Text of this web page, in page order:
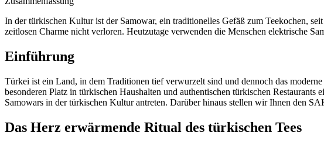
In der türkischen Kultur ist der Samowar, ein traditionelles Gefäß zum Teekochen,
zeitlosen Charme nicht verloren. Heutzutage verwenden die Menschen elektrische
Einführung
Türkei ist ein Land, in dem Traditionen tief verwurzelt sind und dennoch das
besonderen Platz in türkischen Haushalten und authentischen türkischen
Samowars in der türkischen Kultur antreten. Darüber hinaus stellen wir Ihnen den
Das Herz erwärmende Ritual des türkischen Tees